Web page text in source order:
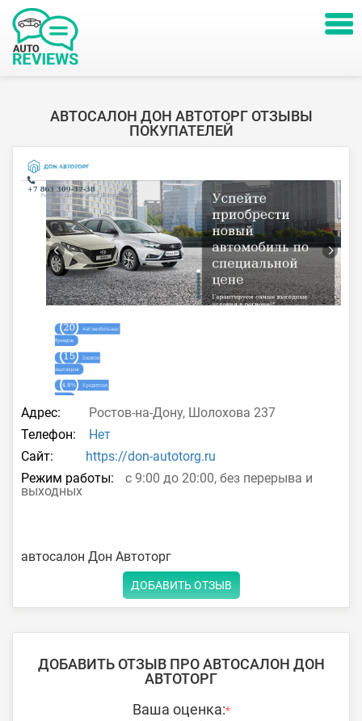
АВТОСАЛОН ДОН АВТОТОРГ ОТЗЫВЫ
ПОКУПАТЕЛЕЙ
Адрес:
Ростов-на-Дону, Шолохова 237
Телефон:
Нет
Сайт:
https://don-autotorg.ru
Режим работы:
с 9:00 до 20:00, без перерыва и
выходных
автосалон Дон Автоторг
ДОБАВИТЬ ОТЗЫВ
ДОБАВИТЬ ОТЗЫВ ПРО АВТОСАЛОН ДОН
АВТОТОРГ
Ваша оценка:*